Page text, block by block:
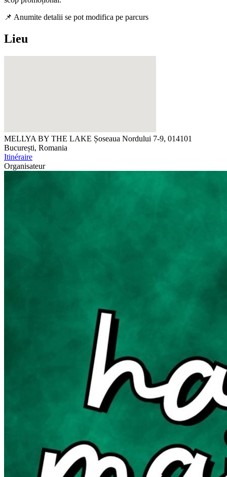
📌 Anumite detalii se pot modifica pe parcurs
Lieu
MELLYA BY THE LAKE Șoseaua Nordului 7-9, 014101
București, Romania
Itinéraire
Organisateur